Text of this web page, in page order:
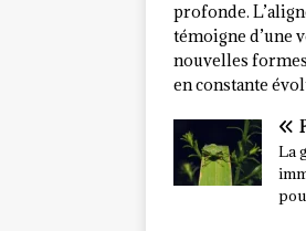
profonde.
témoigne d’une
nouvelles
en constante
La